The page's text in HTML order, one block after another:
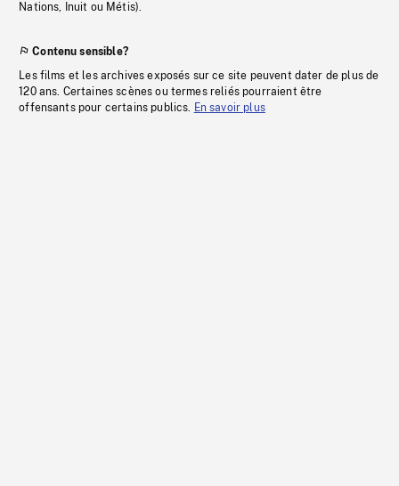
Nations, Inuit ou Métis).
Contenu sensible?
Les films et les archives exposés sur ce site peuvent dater de plus de
120 ans. Certaines scènes ou termes reliés pourraient être
offensants pour certains publics. En savoir plus